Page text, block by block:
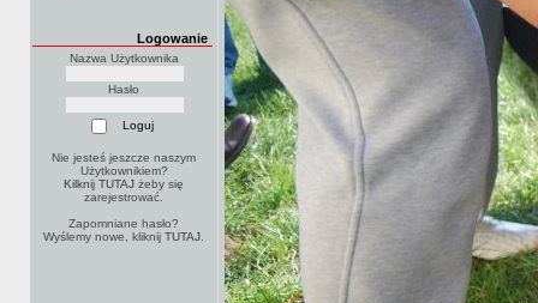
Logowanie
Nazwa Użytkownika
Hasło
Nie jesteś jeszcze naszym
Użytkownikiem?
Kilknij TUTAJ żeby się
zarejestrować.
Zapomniane hasło?
Wyślemy nowe, kliknijTUTAJ